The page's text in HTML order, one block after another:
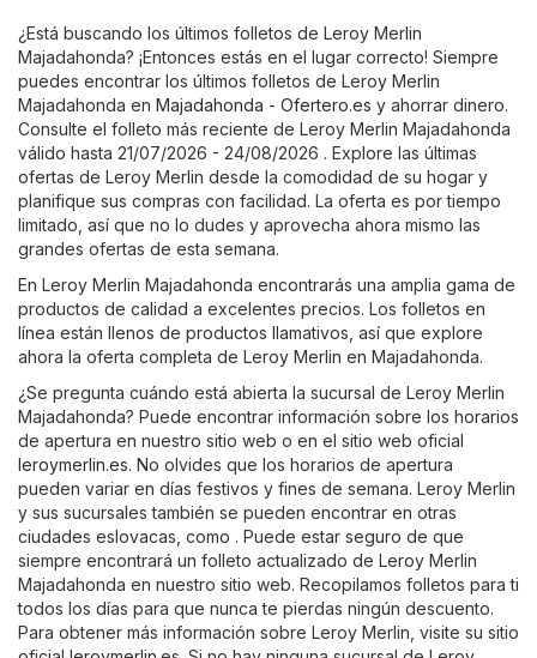
¿Está buscando los últimos folletos de Leroy Merlin
Majadahonda? ¡Entonces estás en el lugar correcto! Siempre
puedes encontrar los últimos folletos de Leroy Merlin
Majadahonda en Majadahonda - Ofertero.es y ahorrar dinero.
Consulte el folleto más reciente de Leroy Merlin Majadahonda
válido hasta 21/07/2026 - 24/08/2026 . Explore las últimas
ofertas de Leroy Merlin desde la comodidad de su hogar y
planifique sus compras con facilidad. La oferta es por tiempo
limitado, así que no lo dudes y aprovecha ahora mismo las
grandes ofertas de esta semana.
En Leroy Merlin Majadahonda encontrarás una amplia gama de
productos de calidad a excelentes precios. Los folletos en
línea están llenos de productos llamativos, así que explore
ahora la oferta completa de Leroy Merlin en Majadahonda.
¿Se pregunta cuándo está abierta la sucursal de Leroy Merlin
Majadahonda? Puede encontrar información sobre los horarios
de apertura en nuestro sitio web o en el sitio web oficial
leroymerlin.es. No olvides que los horarios de apertura
pueden variar en días festivos y fines de semana. Leroy Merlin
y sus sucursales también se pueden encontrar en otras
ciudades eslovacas, como . Puede estar seguro de que
siempre encontrará un folleto actualizado de Leroy Merlin
Majadahonda en nuestro sitio web. Recopilamos folletos para ti
todos los días para que nunca te pierdas ningún descuento.
Para obtener más información sobre Leroy Merlin, visite su sitio